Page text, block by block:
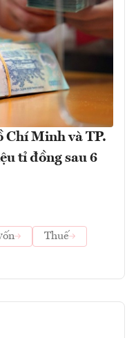
Chí Minh và TP.
tỉ đồng sau 6
Thuế